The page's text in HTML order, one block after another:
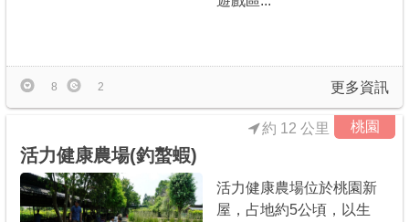
更多資訊
8 2
桃園
約 12 公里
活力健康農場(釣螯蝦)
活力健康農場位於桃園新
屋，占地約5公頃，以生